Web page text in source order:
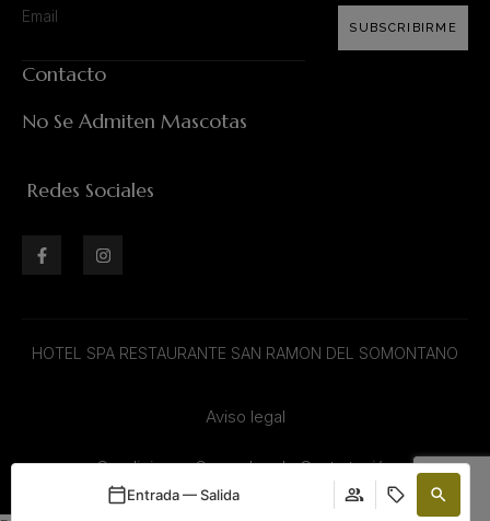
SUBSCRIBIRME
Contacto
No Se Admiten Mascotas
Redes Sociales
HOTEL SPA RESTAURANTE SAN RAMON DEL SOMONTANO
Aviso legal
Condiciones Generales de Contratación
Entrada — Salida